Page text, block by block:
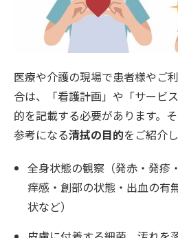
医療や介護の現場で患者様やご
合は、「看護計画」や「サービ
的を記載する必要があります。
参考になる清拭の目的をご紹介し
全身状態の観察（発赤・発疹
痒感・創部の状態・出血の有
状など）